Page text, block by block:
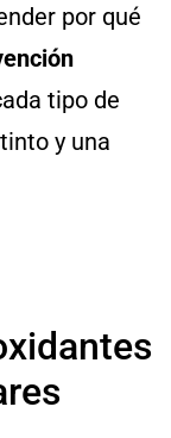
por qué
tipo de
y una